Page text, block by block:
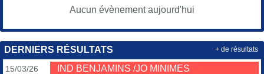
Aucun évènement aujourd'hui
DERNIERS RÉSULTATS
15/03/26 IND BENJAMINS /JO MINIMES
+ de résultats